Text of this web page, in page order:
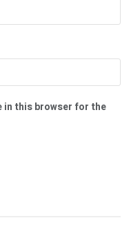
in this browser for the